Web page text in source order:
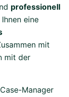
professionell
eine
mit
mit der
Manager